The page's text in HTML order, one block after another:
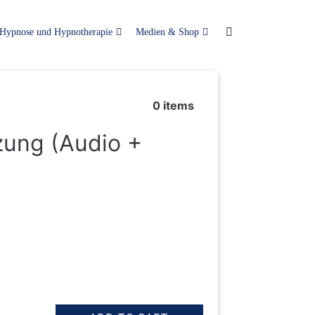
Hypnose und Hypnotherapie Medien & Shop
0items
(Audio +